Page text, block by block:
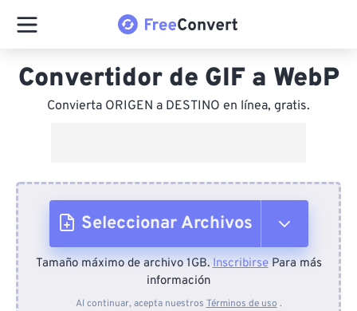
Convertidor de GIF a WebP
Convierta ORIGEN a DESTINO en línea, gratis.
Seleccionar Archivos
Desde el dispositivo
Tamaño máximo de archivo 1GB.InscribirsePara más
información
Al continuar, acepta nuestros Términos de uso .